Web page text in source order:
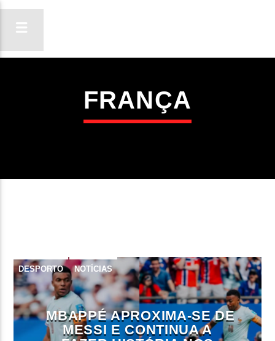
ON FM
LIGA-TE
FAIXA ATUAL
TÍTULO
ARTISTA
FRANÇA
DESPORTO NOTÍCIAS
MBAPPÉ APROXIMA-SE DE
MESSI E CONTINUA A